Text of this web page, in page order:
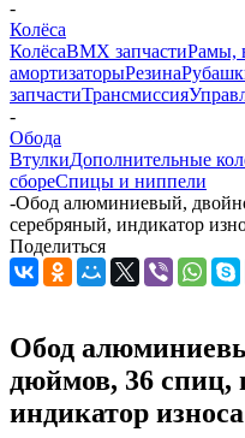
-
Колёса
КолёсаBMX запчастиРамы,
амортизаторыРезина
запчастиТрансмиссия
-
Обода
ВтулкиДополнительные
сбореСпицы и ниппели
-Обод алюминиевый,
серебряный, индикатор
Поделиться
Обод
дюймов, 36 спиц,
индикатор износа